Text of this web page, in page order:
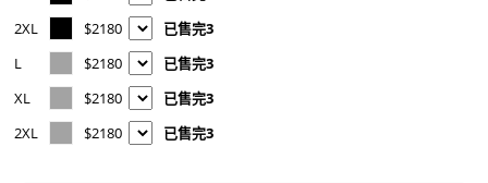
2XL
$2180
已售完3
L
$2180
已售完3
XL
$2180
已售完3
2XL
$2180 已售完3